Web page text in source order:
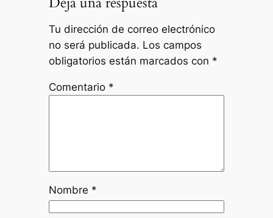
Tu dirección de correo electrónico
no será publicada. Los campos
obligatorios están marcados con *
Comentario *
Nombre *